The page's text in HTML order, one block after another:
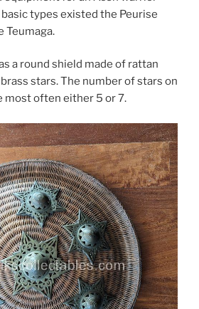
types existed the Peurise
Teumaga.
a round shield made of rattan
stars. The number of stars on
most often either 5 or 7.